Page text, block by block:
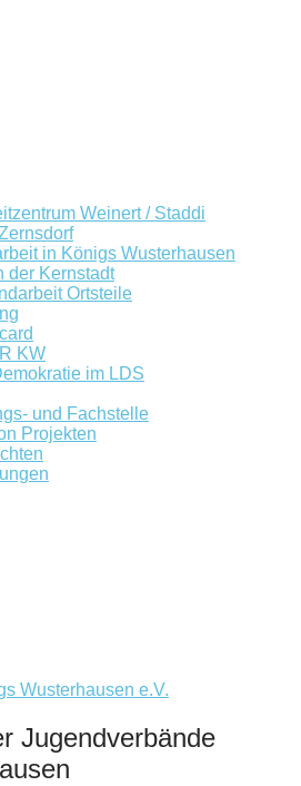
Weinert / Staddi
in Königs Wusterhausen
der Kernstadt
Ortsteile
KW
im LDS
und Fachstelle
Projekten
Jugendverbände